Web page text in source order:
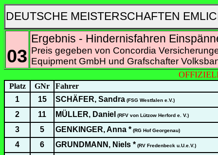
DEUTSCHE MEISTERSCHAFTEN
03
Ergebnis - Hindernisfahren
Preis gegeben von Concordia
Equipment GmbH und Grafschafter
Platz GNr
Fahrer
1
15 SCHÄFER, Sandra (FSG Westfalen e.V.)
2 11 MÜLLER, Daniel (RFV von Lützow Herford e. V.)
3 5 GENKINGER, Anna * (RG Hof Georgenau)
4 6 GRUNDMANN, Niels * (RV Fredenbeck u.U.e.V.)